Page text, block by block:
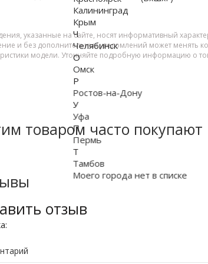
указанные на сайте, носят информативный
и без дополнительных уведомлений может менять
модели. Уточняйте подробную информацию о
товаром часто покупают
отзыв
Калининград
Крым
Ч
Челябинск
О
Омск
Р
Ростов-на-Дону
У
Уфа
П
Пермь
Т
Тамбов
Моего города нет в списке